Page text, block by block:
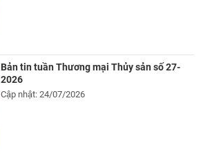
Bản tin tuần Thương mại Thủy sản số 27-
2026
Cập nhật: 24/07/2026